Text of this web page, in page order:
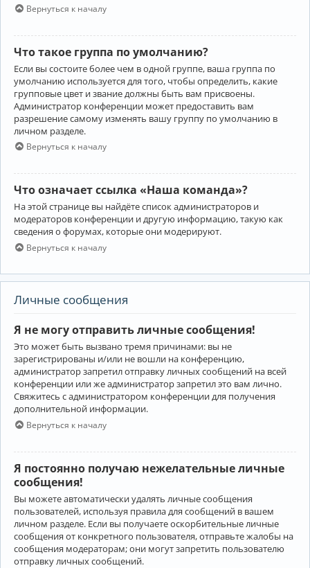
Вернуться к началу
Что такое группа по умолчанию?
Если вы состоите более чем в одной группе, ваша группа по
умолчанию используется для того, чтобы определить, какие
групповые цвет и звание должны быть вам присвоены.
Администратор конференции может предоставить вам
разрешение самому изменять вашу группу по умолчанию в
личном разделе.
Вернуться к началу
Что означает ссылка «Наша команда»?
На этой странице вы найдёте список администраторов и
модераторов конференции и другую информацию, такую как
сведения о форумах, которые они модерируют.
Вернуться к началу
Личные сообщения
Я не могу отправить личные сообщения!
Это может быть вызвано тремя причинами: вы не
зарегистрированы и/или не вошли на конференцию,
администратор запретил отправку личных сообщений на всей
конференции или же администратор запретил это вам лично.
Свяжитесь с администратором конференции для получения
дополнительной информации.
Вернуться к началу
Я постоянно получаю нежелательные личные
сообщения!
Вы можете автоматически удалять личные сообщения
пользователей, используя правила для сообщений в вашем
личном разделе. Если вы получаете оскорбительные личные
сообщения от конкретного пользователя, отправьте жалобы на
сообщения модераторам; они могут запретить пользователю
отправку личных сообщений.